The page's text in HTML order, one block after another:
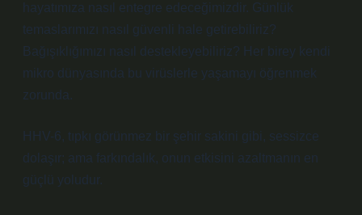
hayatımıza nasıl entegre edeceğimizdir. Günlük
temaslarımızı nasıl güvenli hale getirebiliriz?
Bağışıklığımızı nasıl destekleyebiliriz? Her birey kendi
mikro dünyasında bu virüslerle yaşamayı öğrenmek
zorunda.
HHV-6, tıpkı görünmez bir şehir sakini gibi, sessizce
dolaşır; ama farkındalık, onun etkisini azaltmanın en
güçlü yoludur.